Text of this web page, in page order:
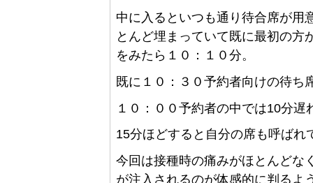
中に入るといつも通り待合席が用
とんど埋まっていて既に最初の方
をみたら１０：１０分。
既に１０：３０予約者向けの待ち
１０：００予約者の中では10分
15分ほどすると自分の席も呼ばれ
今回は接種時の痛みがほとんどな
が注入されるのが体感的に判るよ